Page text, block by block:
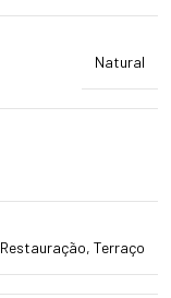
Natural
Restauração,Terraço